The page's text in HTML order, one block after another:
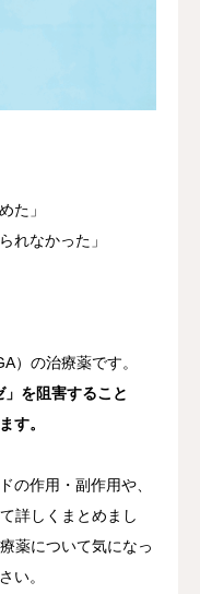
た」
れなかった」
）の治療薬です。
を阻害すること
す。
の作用・副作用や、
詳しくまとめまし
薬について気になっ
い。